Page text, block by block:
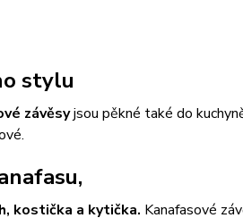
stylu
závěsyjsou pěkné také do
kostička a kytička. Kanafasové